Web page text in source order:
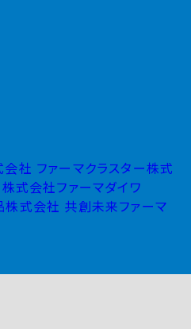
会社 ファーマクラスター株式
株式会社ファーマダイワ
株式会社 共創未来ファーマ